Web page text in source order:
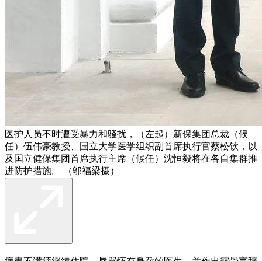
医护人员不时遭受暴力和骚扰，（左起）新保集团总裁（候
任）伍伟豪教授、国立大学医学组织副首席执行官蔡松钦，以
及国立健保集团首席执行主席（候任）沈恒毅将在各自集群推
进防护措施。 （邬福梁摄）